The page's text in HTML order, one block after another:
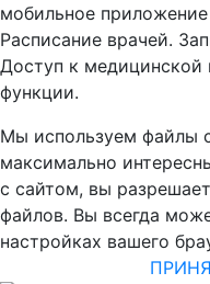
мобильное приложение
Расписание врачей.
Доступ к медицинской
функции.
Мы используем файлы
максимально
с сайтом, вы
файлов. Вы всегда
настройках вашего